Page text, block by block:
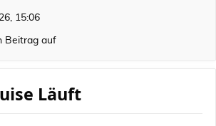
15:06
Beitrag auf
Läuft